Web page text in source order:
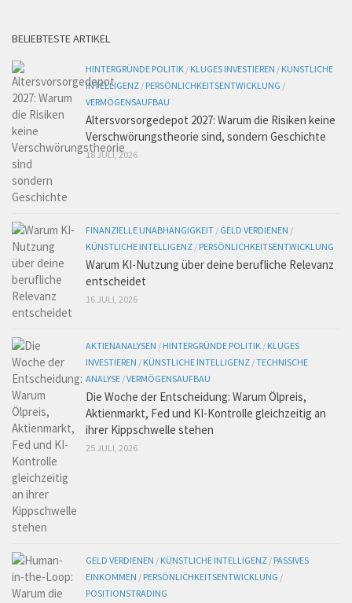
BELIEBTESTE ARTIKEL
HINTERGRÜNDE POLITIK / KLUGES INVESTIEREN / KÜNSTLICHE
INTELLIGENZ / PERSÖNLICHKEITSENTWICKLUNG /
VERMÖGENSAUFBAU
Altersvorsorgedepot 2027: Warum die Risiken keine
Verschwörungstheorie sind, sondern Geschichte
18 JULI, 2026
FINANZIELLE UNABHÄNGIGKEIT / GELD VERDIENEN /
KÜNSTLICHE INTELLIGENZ / PERSÖNLICHKEITSENTWICKLUNG
Warum KI-Nutzung über deine berufliche Relevanz
entscheidet
16 JULI, 2026
AKTIENANALYSEN / HINTERGRÜNDE POLITIK / KLUGES
INVESTIEREN / KÜNSTLICHE INTELLIGENZ /TECHNISCHE
ANALYSE /VERMÖGENSAUFBAU
Die Woche der Entscheidung: Warum Ölpreis,
Aktienmarkt, Fed und KI-Kontrolle gleichzeitig an
ihrer Kippschwelle stehen
25 JULI, 2026
GELD VERDIENEN / KÜNSTLICHE INTELLIGENZ / PASSIVES
EINKOMMEN / PERSÖNLICHKEITSENTWICKLUNG /
POSITIONSTRADING